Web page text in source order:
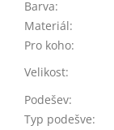
Barva:
Materiál:
Pro koho:
Velikost:
Podešev:
Typ podešve: